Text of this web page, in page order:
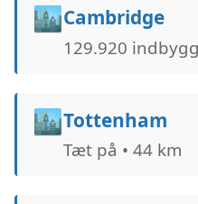
🏙️Cambridge
129.920
🏙️Tottenham
Tæt på • 44 km